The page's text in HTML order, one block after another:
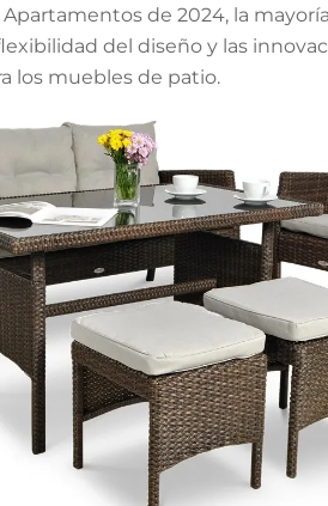
de 2024, la
del diseño y las
los muebles de patio.